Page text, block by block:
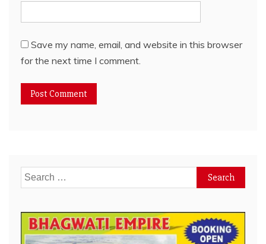
Save my name, email, and website in this browser
for the next time I comment.
Search
for: